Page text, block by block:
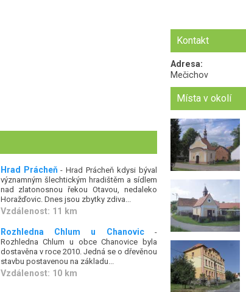
Hrad Prácheň- Hrad Prácheň kdysi býval
významným šlechtickým hradištěm a sídlem
nad zlatonosnou řekou Otavou, nedaleko
Horažďovic. Dnes jsou zbytky zdiva...
Vzdálenost: 11 km
Rozhledna Chlum u Chanovic-
Rozhledna Chlum u obce Chanovice byla
dostavěna v roce 2010. Jedná se o dřevěnou
stavbu postavenou na základu...
Vzdálenost: 10 km
Kontakt
Adresa:
Mečichov
Místa v okolí